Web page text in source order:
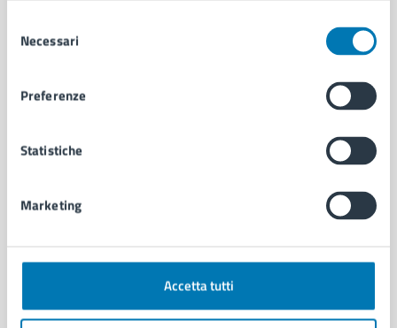
delNecessari
Preferenze
Statistiche
Marketing
Accetta tutti
Uffici
Enti e fondazioni
Personale amministrativo
CATEGORIE DI SERVIZIO
Autorizzazioni
Documenti e certificati